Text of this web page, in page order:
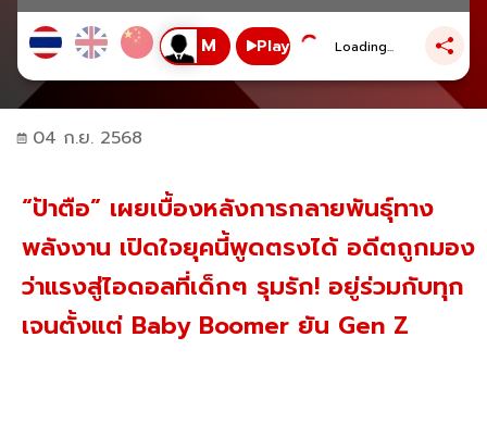
Play Loading...
04 ก.ย. 2568
“ป้าตือ” เผยเบื้องหลังการกลายพันธุ์ทาง
พลังงาน เปิดใจยุคนี้พูดตรงได้ อดีตถูกมอง
ว่าแรงสู่ไอดอลที่เด็กๆ รุมรัก! อยู่ร่วมกับทุก
เจนตั้งแต่ Baby Boomer ยัน Gen Z